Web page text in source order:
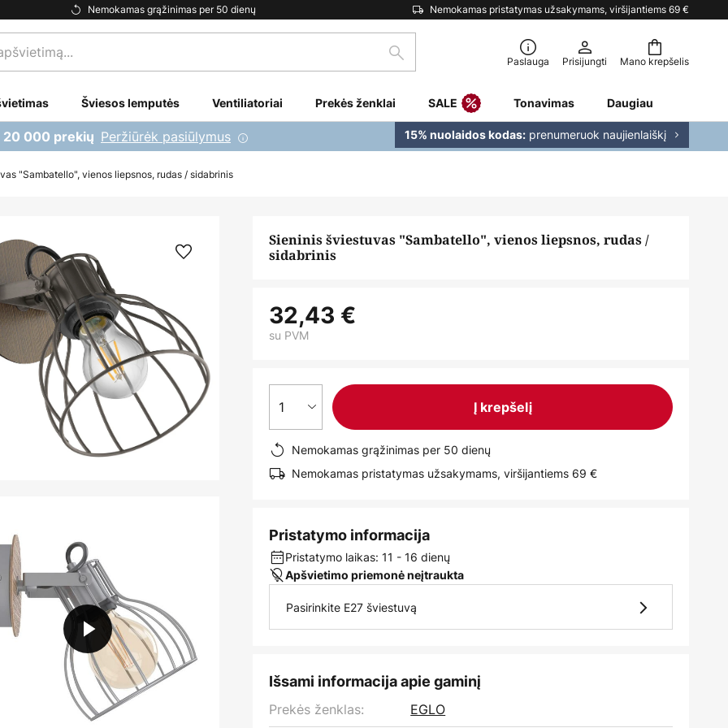
Nemokamas grąžinimas per 50 dienų Nemokamas pristatymas užsakymams, viršijantiems 69 €
Mano krepšelis
Paieška Paslauga Prisijungti
Šviesos lemputės Ventiliatoriai Prekės ženklai SALE Tonavimas Daugiau
20 000 prekių Peržiūrėk pasiūlymus 15% nuolaidos kodas: prenumeruok naujienlaiškį
"Sambatello", vienos liepsnos, rudas / sidabrinis
Sieninis šviestuvas "Sambatello", vienos liepsnos, rudas /
sidabrinis
32,43 €
su PVM
1 Į krepšelį
Nemokamas grąžinimas per 50 dienų
Nemokamas pristatymas užsakymams, viršijantiems 69 €
Pristatymo informacija
Pristatymo laikas: 11 - 16 dienų
Apšvietimo priemonė neįtraukta
Pasirinkite E27 šviestuvą
Išsami informacija apie gaminį
Prekės ženklas:
EGLO